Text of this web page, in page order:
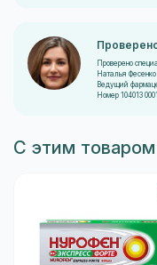
Проверено
Наталья Фесенко
Ведущий
Номер 104013
С этим